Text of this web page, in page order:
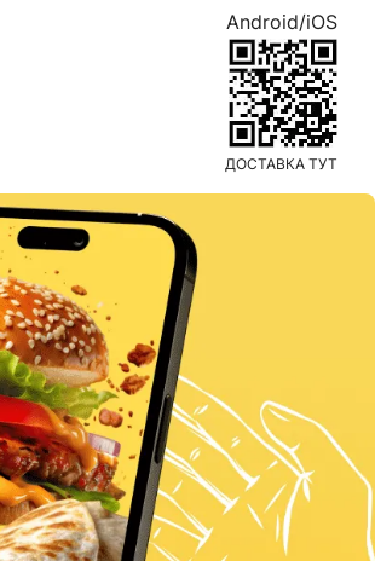
Android/iOS
ДОСТАВКА ТУТ